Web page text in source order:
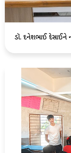
ડૉ. દિનેશભાઈ દેસાઈને